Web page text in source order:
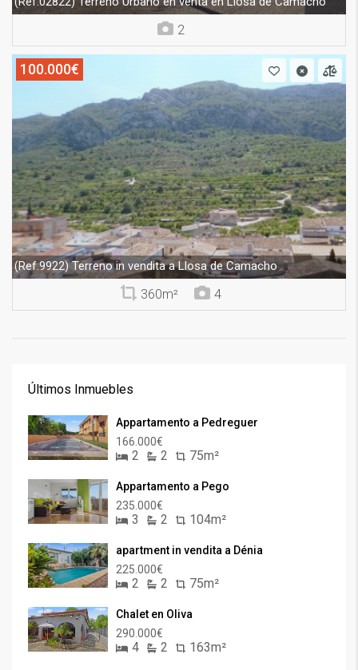
2
100.000€
(Ref.9922)Terreno in vendita a Llosa de Camacho
360m² 4
Últimos Inmuebles
Appartamento a Pedreguer
166.000€
2 2 75m²
Appartamento a Pego
235.000€
3 2 104m²
apartment in vendita a Dénia
225.000€
2 2 75m²
Chalet en Oliva
290.000€
4 2 163m²